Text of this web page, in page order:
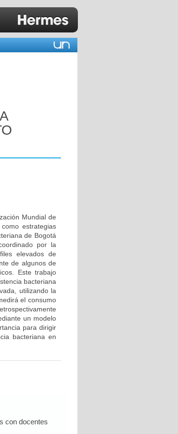
Mundial de
estrategias
de Bogotá
por la
elevados de
de algunos de
Este trabajo
bacteriana
utilizando la
el consumo
un modelo
para dirigir
bacteriana en
con docentes